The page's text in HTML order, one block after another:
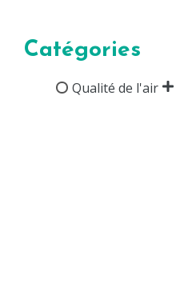
Catégories
Qualité de l'air